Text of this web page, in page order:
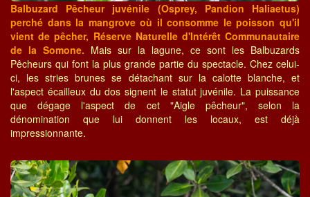
Balbuzard Pêcheur juvénile (Osprey, Pandion Haliaetus)
perché dans la mangrove où il consomme le poisson qu'il
vient de pêcher, Réserve Naturelle d'Intérêt Communautaire
de la Somone. Mais sur la lagune, ce sont les Balbuzards
Pêcheurs qui font la plus grande partie du spectacle. Chez celui-
ci, les stries brunes se détachant sur la calotte blanche, et
l'aspect écailleux du dos signent le statut juvénile. La puissance
que dégage l'aspect de cet "Aigle pêcheur", selon la
dénomination que lui donnent les locaux, est déjà
impressionnante.